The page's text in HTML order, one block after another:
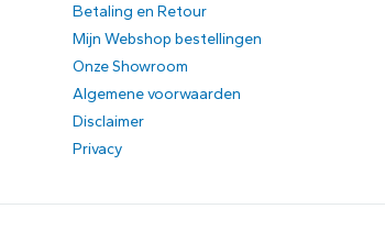
Betaling en Retour
Mijn Webshop bestellingen
Onze Showroom
Algemene voorwaarden
Disclaimer
Privacy